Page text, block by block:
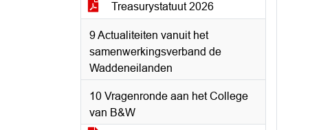
Treasurystatuut 2026
9 Actualiteiten vanuit het
samenwerkingsverband de
Waddeneilanden
10 Vragenronde aan het College
van B&W